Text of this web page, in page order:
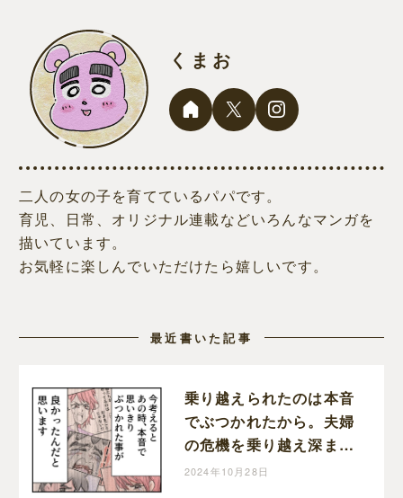
くまお
二人の女の子を育てているパパです。
育児、日常、オリジナル連載などいろんなマンガを
描いています。
お気軽に楽しんでいただけたら嬉しいです。
最近書いた記事
乗り越えられたのは本音
でぶつかれたから。夫婦
の危機を乗り越え深まっ
た家族の絆。育児なめす
2024年10月28日